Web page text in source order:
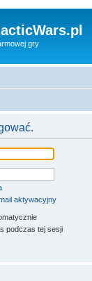
gry
aktywacyjny
podczas tej sesji